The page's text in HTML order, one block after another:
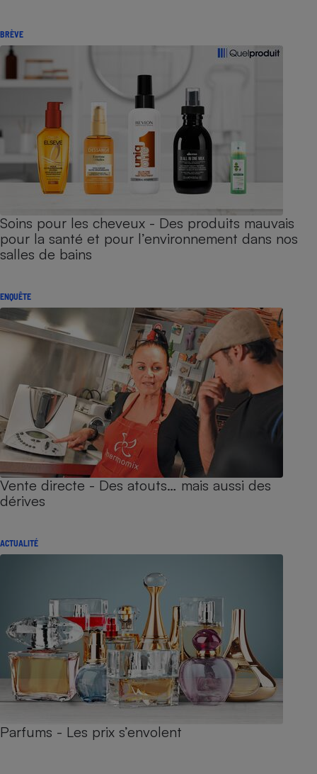
BRÈVE
Soins pour les cheveux - Des produits mauvais
pour la santé et pour l’environnement dans nos
salles de bains
ENQUÊTE
Vente directe - Des atouts… mais aussi des
dérives
ACTUALITÉ
Parfums - Les prix s’envolent